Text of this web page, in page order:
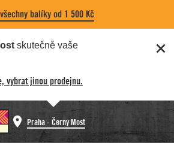
balíky od 1 500 Kč
skutečně vaše
vybrat jinou prodejnu.
Praha - Černý Most